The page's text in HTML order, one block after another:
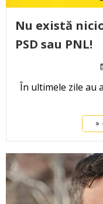
Nu există
PSD sau PNL!
În ultimele zile au